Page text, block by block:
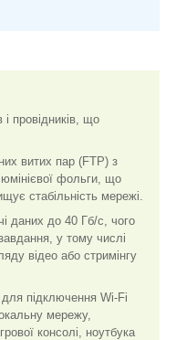
і провідників, що
витих пар (FTP) з
фольги, що
стабільність мережі.
даних до 40 Гб/c, чого
у тому числі
відео або стримінгу
підключення Wi-Fi
мережу,
консолі, ноутбука